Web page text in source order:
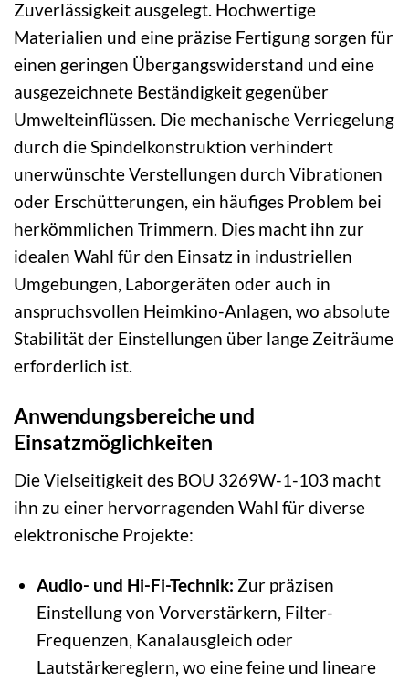
Zuverlässigkeit ausgelegt. Hochwertige
Materialien und eine präzise Fertigung sorgen für
einen geringen Übergangswiderstand und eine
ausgezeichnete Beständigkeit gegenüber
Umwelteinflüssen. Die mechanische Verriegelung
durch die Spindelkonstruktion verhindert
unerwünschte Verstellungen durch Vibrationen
oder Erschütterungen, ein häufiges Problem bei
herkömmlichen Trimmern. Dies macht ihn zur
idealen Wahl für den Einsatz in industriellen
Umgebungen, Laborgeräten oder auch in
anspruchsvollen Heimkino-Anlagen, wo absolute
Stabilität der Einstellungen über lange Zeiträume
erforderlich ist.
Anwendungsbereiche und
Einsatzmöglichkeiten
Die Vielseitigkeit des BOU 3269W-1-103 macht
ihn zu einer hervorragenden Wahl für diverse
elektronische Projekte:
Audio- und Hi-Fi-Technik: Zur präzisen
Einstellung von Vorverstärkern, Filter-
Frequenzen, Kanalausgleich oder
Lautstärkereglern, wo eine feine und lineare